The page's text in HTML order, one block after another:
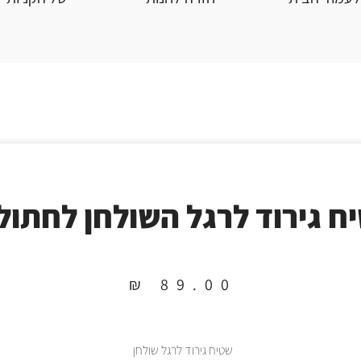
גירוד לרגל השולחן
₪ 89.00
שטיח גירוד לרגל שולחן